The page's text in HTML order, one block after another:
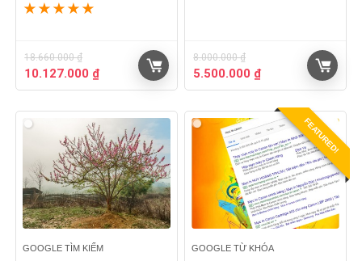
★ ★ ★ ★ ★
18.660.000₫
Giá
gốc
18.660.000 ₫.
10.127.000 ₫Giá
hiện
là:
10.127.000 ₫.
8.000.000₫
Giá
gốc
8.000.000 ₫.
5.500.000 ₫Giá
hiện
tại
là:
5.500.000 ₫.
GOOGLE TÌM KIẾM
FEATURED!
GOOGLE TỪ KHÓA